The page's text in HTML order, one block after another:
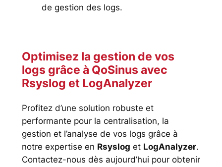
de gestion des logs.
Optimisez la gestion de vos
logs grâce à QoSinus avec
Rsyslog et LogAnalyzer
Profitez d’une solution robuste et
performante pour la centralisation, la
gestion et l’analyse de vos logs grâce à
notre expertise en Rsyslog et LogAnalyzer.
Contactez-nous dès aujourd’hui pour obtenir